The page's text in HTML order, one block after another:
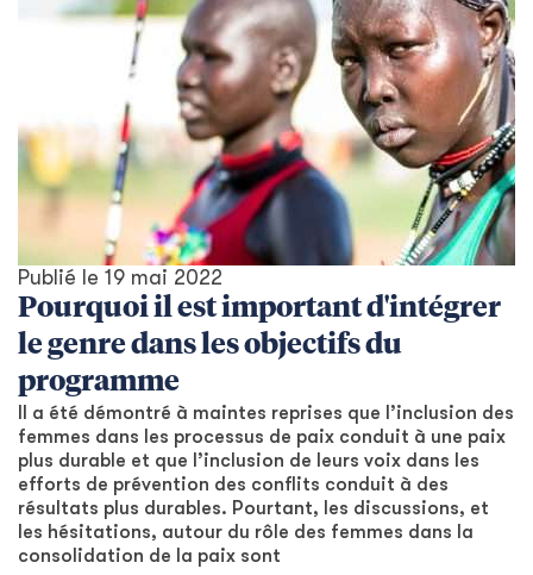
Publié le 19 mai 2022
Pourquoi il est important d'intégrer
le genre dans les objectifs du
programme
Il a été démontré à maintes reprises que l’inclusion des
femmes dans les processus de paix conduit à une paix
plus durable et que l’inclusion de leurs voix dans les
efforts de prévention des conflits conduit à des
résultats plus durables. Pourtant, les discussions, et
les hésitations, autour du rôle des femmes dans la
consolidation de la paix sont